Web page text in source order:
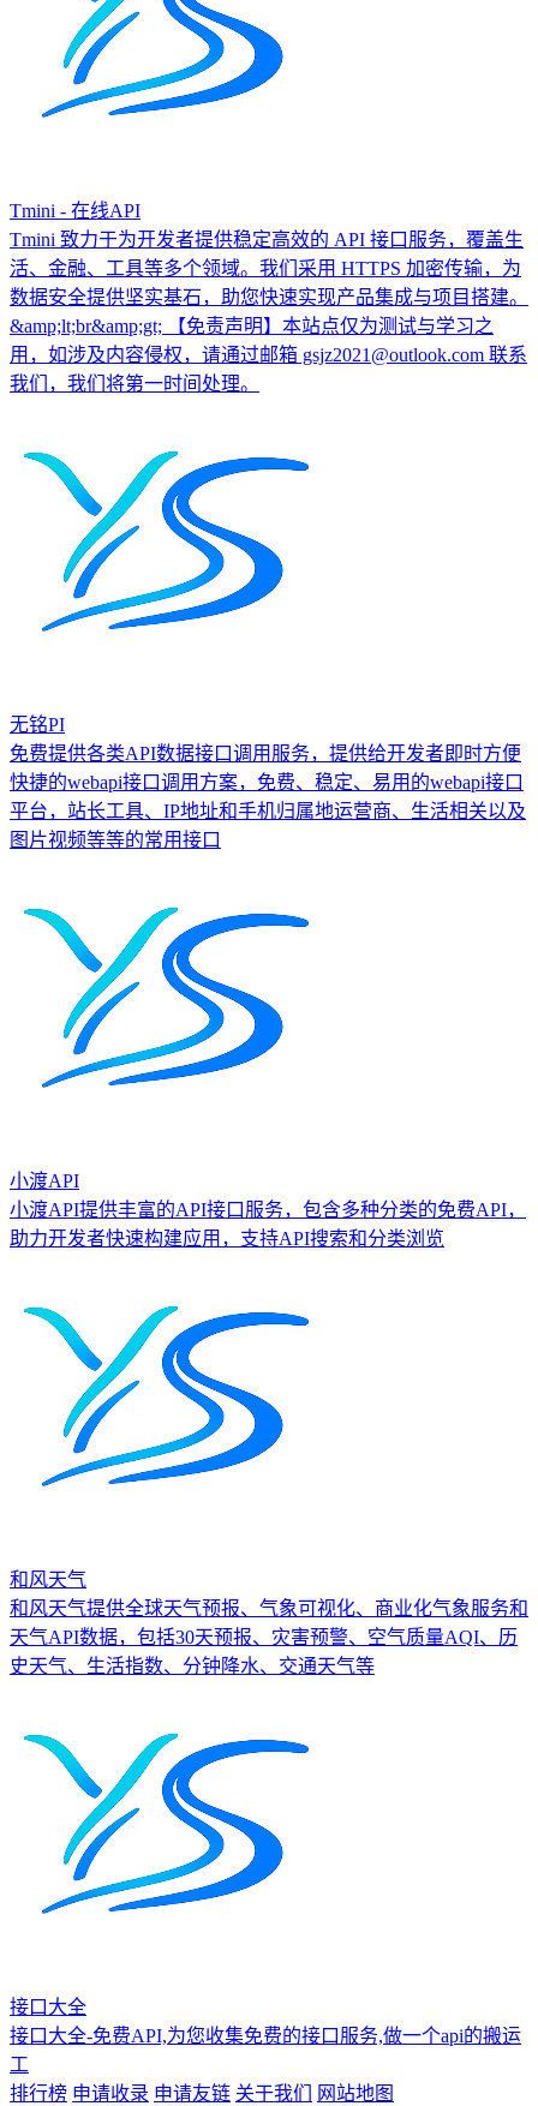
Tmini - 在线API
Tmini 致力于为开发者提供稳定高效的 API 接口服务，覆盖生
活、金融、工具等多个领域。我们采用 HTTPS 加密传输，为
数据安全提供坚实基石，助您快速实现产品集成与项目搭建。
&amp;lt;br&amp;gt; 【免责声明】本站点仅为测试与学习之
用，如涉及内容侵权，请通过邮箱 gsjz2021@outlook.com 联系
我们，我们将第一时间处理。
无铭PI
免费提供各类API数据接口调用服务，提供给开发者即时方便
快捷的webapi接口调用方案，免费、稳定、易用的webapi接口
平台，站长工具、IP地址和手机归属地运营商、生活相关以及
图片视频等等的常用接口
小渡API
小渡API提供丰富的API接口服务，包含多种分类的免费API，
助力开发者快速构建应用，支持API搜索和分类浏览
和风天气
和风天气提供全球天气预报、气象可视化、商业化气象服务和
天气API数据，包括30天预报、灾害预警、空气质量AQI、历
史天气、生活指数、分钟降水、交通天气等
接口大全
接口大全-免费API,为您收集免费的接口服务,做一个api的搬运
工
排行榜 申请收录 申请友链 关于我们 网站地图